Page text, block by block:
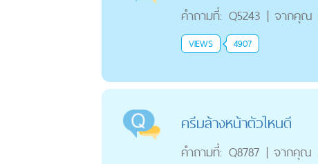
คำถามที่: Q5243 | จากคุณ
VIEWS 4907
ครีมล้างหน้าตัวไหนดี
คำถามที่: Q8787 | จากคุณ